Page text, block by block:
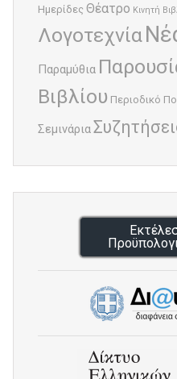
Ημερίδες Θέατρο Κινητή
Λογοτεχνία
Παραμύθια
Βιβλίου Περιοδικό
Σεμινάρια